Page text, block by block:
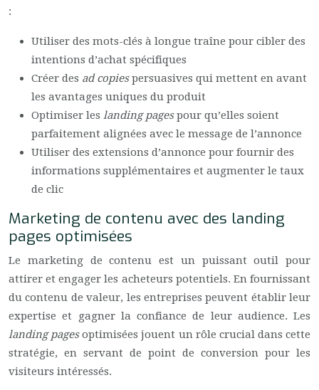
:
Utiliser des mots-clés à longue traîne pour cibler des
intentions d’achat spécifiques
Créer des ad copiespersuasives qui mettent en avant
les avantages uniques du produit
Optimiser les landing pagespour qu’elles soient
parfaitement alignées avec le message de l’annonce
Utiliser des extensions d’annonce pour fournir des
informations supplémentaires et augmenter le taux
de clic
Marketing de contenu avec des landing
pages optimisées
Le marketing de contenu est un puissant outil pour
attirer et engager les acheteurs potentiels. En fournissant
du contenu de valeur, les entreprises peuvent établir leur
expertise et gagner la confiance de leur audience. Les
landing pagesoptimisées jouent un rôle crucial dans cette
stratégie, en servant de point de conversion pour les
visiteurs intéressés.